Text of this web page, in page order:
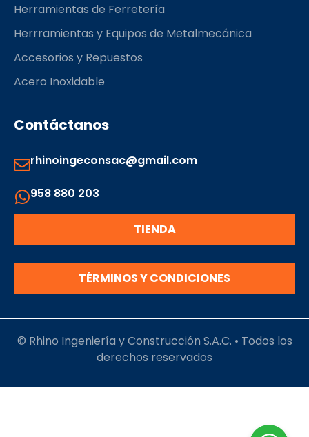
Herramientas de Ferretería
Herrramientas y Equipos de Metalmecánica
Accesorios y Repuestos
Acero Inoxidable
Contáctanos
rhinoingeconsac@gmail.com
958 880 203
TIENDA
TÉRMINOS Y CONDICIONES
© Rhino Ingeniería y Construcción S.A.C. • Todos los
derechos reservados